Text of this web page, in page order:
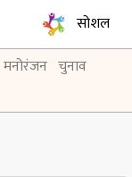
सोशल
मनोरंजन चुनाव